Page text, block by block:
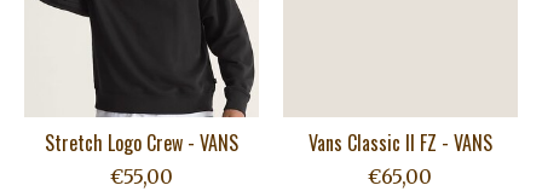
Stretch Logo Crew - VANS
€55,00
Vans Classic II FZ - VANS
€65,00